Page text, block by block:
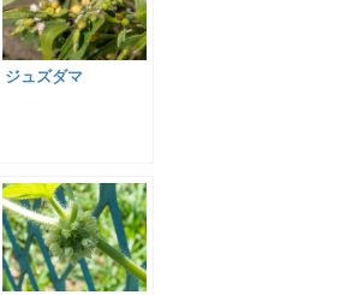
ジュズダマ